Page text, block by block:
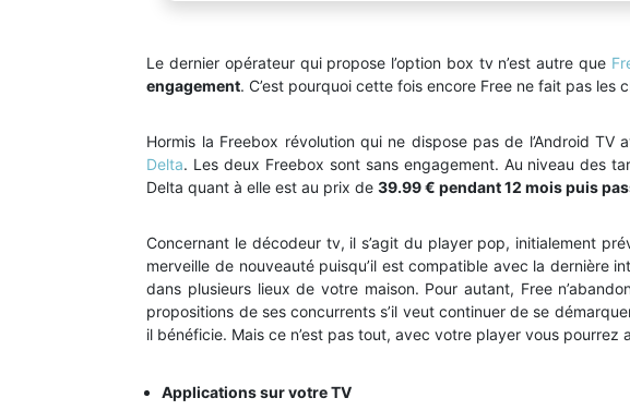
Le dernier opérateur qui propose l’option box tv n’est autre que
engagement. C’est pourquoi cette fois encore Free ne fait pas
Hormis la Freebox révolution qui ne dispose pas de l’Android
Delta. Les deux Freebox sont sans engagement. Au niveau des
Delta quant à elle est au prix de39.99 € pendant 12 mois puis
Concernant le décodeur tv, il s’agit du player pop, initialement
merveille de nouveauté puisqu’il est compatible avec la dernière
dans plusieurs lieux de votre maison. Pour autant, Free
propositions de ses concurrents s’il veut continuer de se
il bénéficie. Mais ce n’est pas tout, avec votre player vous pourrez
Applications sur votre TV